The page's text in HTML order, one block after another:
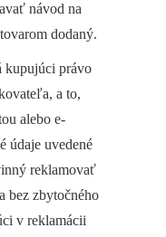
návod na
dodaný.
kupujúci právo
a to,
alebo e-
údaje uvedené
reklamovať
bez zbytočného
v reklamácii